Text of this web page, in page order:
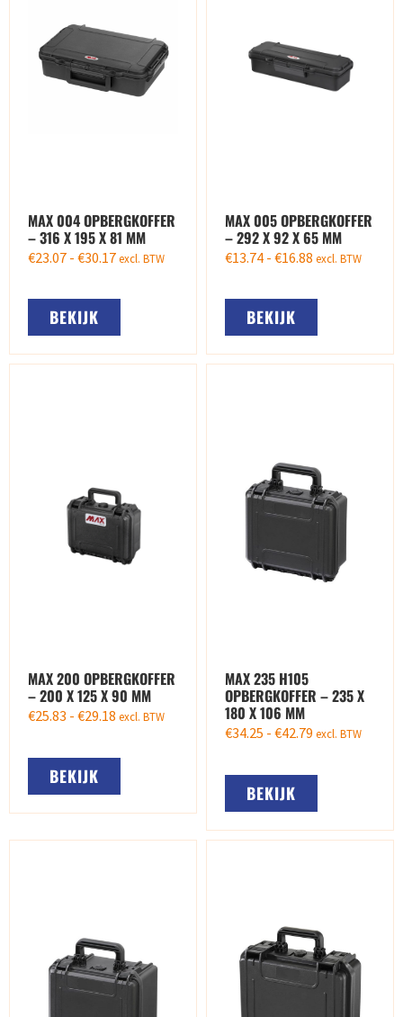
MAX 004 OPBERGKOFFER
– 316 X 195 X 81 MM
€23.07 - €30.17excl. BTW
BEKIJK
MAX 005 OPBERGKOFFER
– 292 X 92 X 65 MM
€13.74 - €16.88 excl. BTW
BEKIJK
MAX 200 OPBERGKOFFER
– 200 X 125 X 90 MM
€25.83 - €29.18 excl. BTW
BEKIJK
MAX 235 H105
OPBERGKOFFER – 235 X
180 X 106 MM
€34.25 - €42.79 excl. BTW
BEKIJK